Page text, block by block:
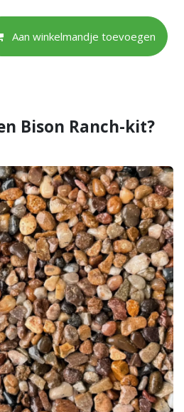
Aan winkelmandje toevoegen
Bison Ranch-kit?